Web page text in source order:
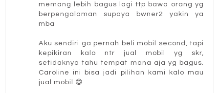
memang lebih bagus lagi ttp bawa orang yg
berpengalaman supaya bwner2 yakin ya
mba
Aku sendiri ga pernah beli mobil second, tapi
kepikiran kalo ntr jual mobil yg skr,
setidaknya tahu tempat mana aja yg bagus.
Caroline ini bisa jadi pilihan kami kalo mau
jual mobil 😄